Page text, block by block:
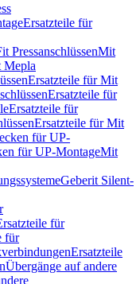
Ersatzteile für
PressanschlüssenMit
Mepla
Ersatzteile für Mit
Ersatzteile für
Ersatzteile für
Ersatzteile für Mit
für UP-
für UP-MontageMit
Geberit Silent-
für
für
Ersatzteile
Übergänge auf andere